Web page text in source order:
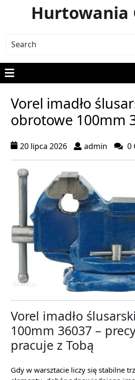
Hurtowania
Vorel imadło
obrotowe 100mm
20 lipca 2026 admin 0
Vorel imadło
100mm 36037 –
pracuje z Tobą
Gdy w warsztacie liczy się stabilne